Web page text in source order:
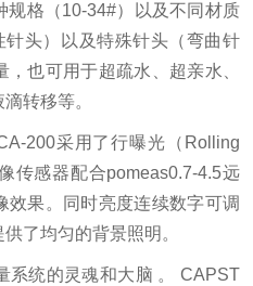
规格（10-34#）以及不同材质
针头）以及特殊针头（弯曲针
也可用于超疏水、超亲水、
转移等。
200采用了行曝光（Rolling
传感器配合pomeas0.7-4.5远
效果。同时亮度连续数字可调
了均匀的背景照明。
系统的灵魂和大脑 。 CAPST